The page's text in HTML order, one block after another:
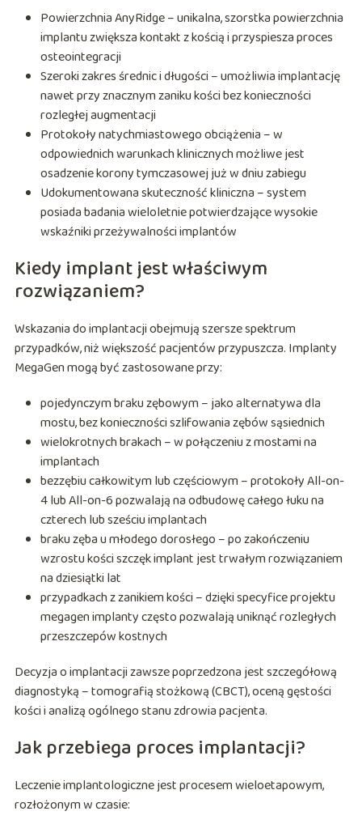
Powierzchnia AnyRidge – unikalna, szorstka powierzchnia
implantu zwiększa kontakt z kością i przyspiesza proces
osteointegracji
Szeroki zakres średnic i długości – umożliwia implantację
nawet przy znacznym zaniku kości bez konieczności
rozległej augmentacji
Protokoły natychmiastowego obciążenia – w
odpowiednich warunkach klinicznych możliwe jest
osadzenie korony tymczasowej już w dniu zabiegu
Udokumentowana skuteczność kliniczna – system
posiada badania wieloletnie potwierdzające wysokie
wskaźniki przeżywalności implantów
Kiedy implant jest właściwym
rozwiązaniem?
Wskazania do implantacji obejmują szersze spektrum
przypadków, niż większość pacjentów przypuszcza. Implanty
MegaGen mogą być zastosowane przy:
pojedynczym braku zębowym – jako alternatywa dla
mostu, bez konieczności szlifowania zębów sąsiednich
wielokrotnych brakach – w połączeniu z mostami na
implantach
bezzębiu całkowitym lub częściowym – protokoły All-on-
4 lub All-on-6 pozwalają na odbudowę całego łuku na
czterech lub sześciu implantach
braku zęba u młodego dorosłego – po zakończeniu
wzrostu kości szczęk implant jest trwałym rozwiązaniem
na dziesiątki lat
przypadkach z zanikiem kości – dzięki specyfice projektu
megagen implanty często pozwalają uniknąć rozległych
przeszczepów kostnych
Decyzja o implantacji zawsze poprzedzona jest szczegółową
diagnostyką – tomografią stożkową (CBCT), oceną gęstości
kości i analizą ogólnego stanu zdrowia pacjenta.
Jak przebiega proces implantacji?
Leczenie implantologiczne jest procesem wieloetapowym,
rozłożonym w czasie: